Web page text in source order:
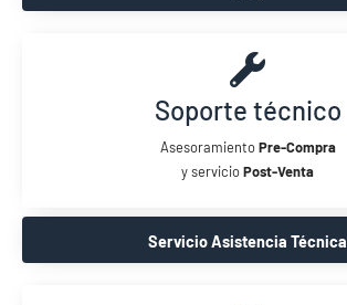
Soporte técnico
AsesoramientoPre-Compra
y servicioPost-Venta
Servicio Asistencia Técnica